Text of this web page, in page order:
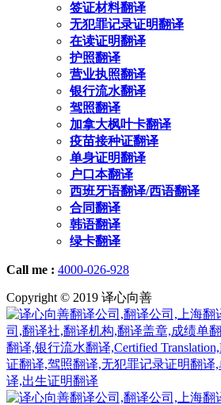
签证材料翻译
无犯罪记录证明翻译
在读证明翻译
护照翻译
营业执照翻译
银行流水翻译
驾照翻译
加拿大枫叶卡翻译
疫苗接种证翻译
单身证明翻译
户口本翻译
西班牙语翻译/西语翻译
合同翻译
韩语翻译
绿卡翻译
Call me : 4000-026-928
Copyright © 2019 译心向善